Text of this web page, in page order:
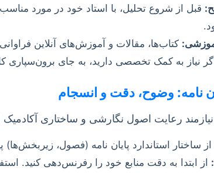
قبل از شروع تحلیل، با استاد خود در مورد
کتاب‌ها، مقالات و آموزش‌های آنلاین
نیاز به کمک تخصصی دارید، به جای برون‌سپاری
نیازمند رعایت اصول نگارشی و ساختاری
از ساختار استاندارد پایان نامه (فصول،